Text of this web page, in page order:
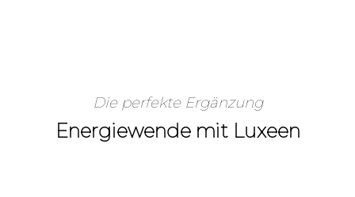
Die perfekte Ergänzung
Energiewende mit Luxeen